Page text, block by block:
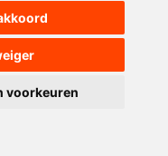
voorkeuren